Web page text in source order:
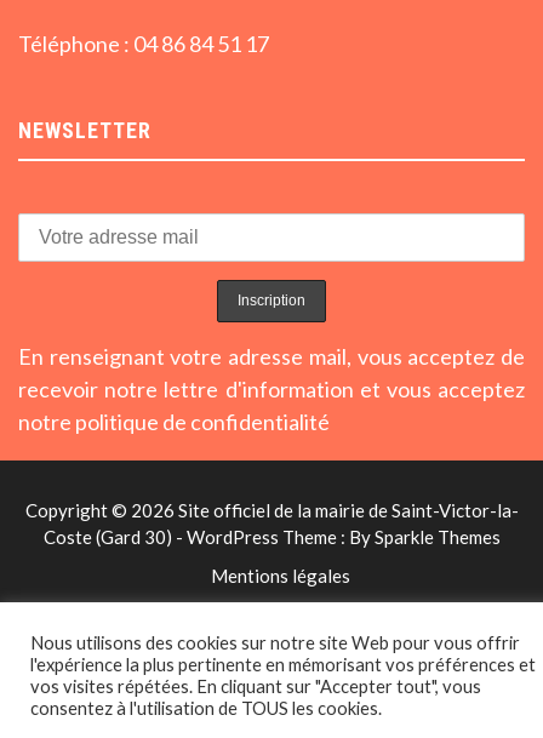
Téléphone : 04 86 84 51 17
NEWSLETTER
En renseignant votre adresse mail, vous acceptez de
recevoir notre lettre d'information et vous acceptez
notre politique de confidentialité
Copyright © 2026 Site officiel de la mairie de Saint-Victor-la-
Coste (Gard 30) - WordPress Theme : BySparkle Themes
Mentions légales
Nous utilisons des cookies sur notre site Web pour vous offrir
l'expérience la plus pertinente en mémorisant vos préférences et
vos visites répétées. En cliquant sur "Accepter tout", vous
consentez à l'utilisation de TOUS les cookies.